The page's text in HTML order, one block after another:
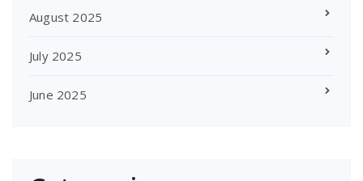
August 2025
July 2025
June 2025